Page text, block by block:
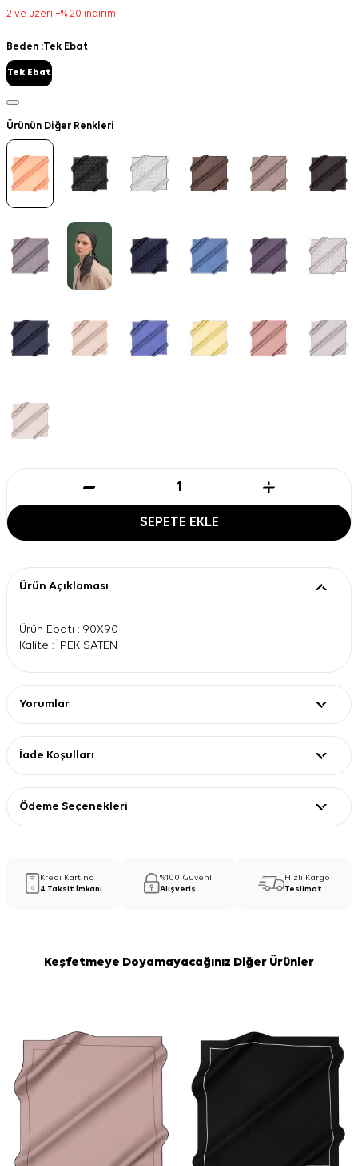
2 ve üzeri +% 20 indirim
Beden :Tek Ebat
Tek Ebat
Ürünün Diğer Renkleri
SEPETE EKLE
Ürün Açıklaması
Ürün Ebatı : 90X90
Kalite : İPEK SATEN
Yorumlar
İade Koşulları
Ödeme Seçenekleri
Kredi Kartına
4 Taksit İmkanı
%100 Güvenli
Alışveriş
Hızlı Kargo
Teslimat
Keşfetmeye Doyamayacağınız Diğer Ürünler